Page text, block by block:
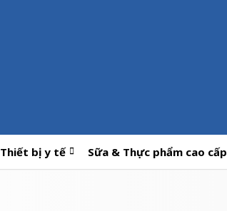
Thiết bị y tế Sữa & Thực phẩm cao cấp